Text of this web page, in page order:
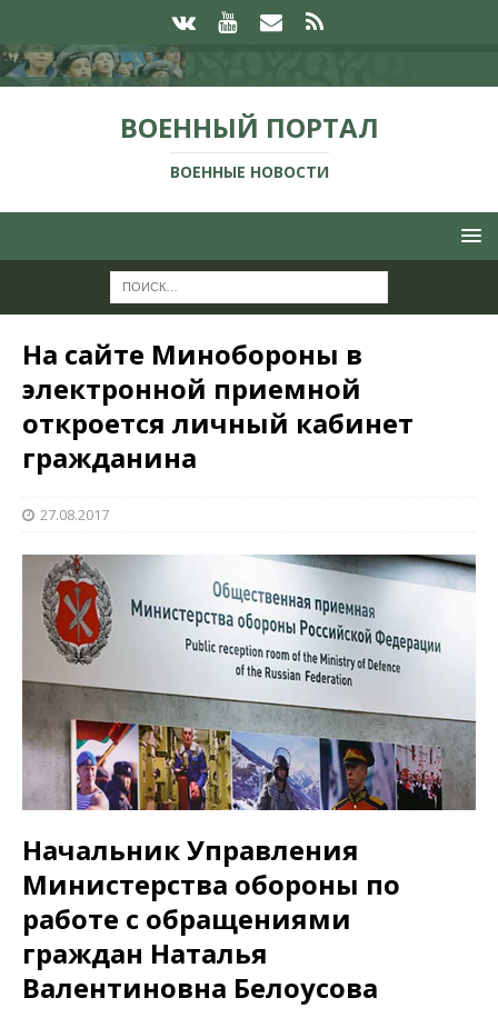
ВОЕННЫЙ ПОРТАЛ
ВОЕННЫЕ НОВОСТИ
На сайте Минобороны в
электронной приемной
откроется личный кабинет
гражданина
27.08.2017
Начальник Управления
Министерства обороны по
работе с обращениями
граждан Наталья
Валентиновна Белоусова